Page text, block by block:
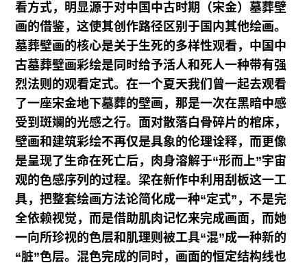
关注我们
看方式，明显源于对中国中古时期（宋金）墓葬壁
画的借鉴，这使其创作路径区别于国内其他绘画。
墓葬壁画的核心是关于生死的多样性观看，中国中
古墓葬壁画彩绘是同时给予活人和死人一种带有强
烈法则的观看定式。在一个夏天我们曾一起去观看
了一座宋金地下墓葬的壁画，那是一次在黑暗中感
受到斑斓的光感之行。面对散落白骨碎片的棺床，
壁画和建筑彩绘不再仅是具象的伦理诠释，而更像
是呈现了生命在死亡后，肉身溶解于“形而上”宇宙
观的色感序列的过程。梁在新作中利用刮板这一工
具，把整套绘画方法论简化成一种“定式”，不是完
全依赖视觉，而是借助肌肉记忆来完成画面，而她
一向所珍视的色层和肌理则被工具“混”成一种新的
“脏”色层。混色完成的同时，画面的恒定结构线也